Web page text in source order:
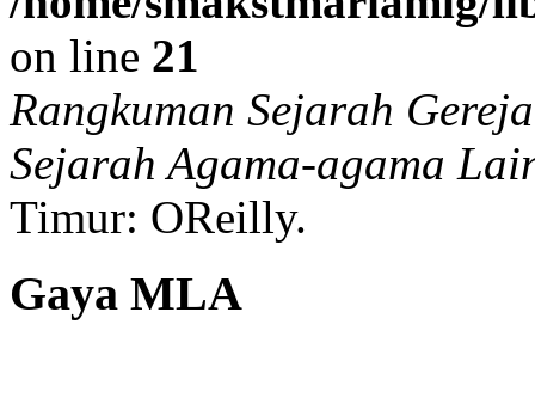
on line 21
Rangkuman Sejarah
Sejarah Agama-agama
Timur: OReilly.
Gaya MLA